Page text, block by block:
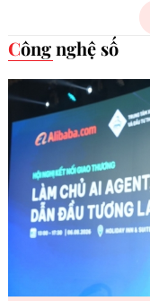
Công nghệ số